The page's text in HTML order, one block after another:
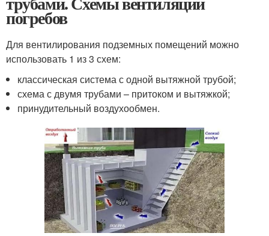
погребов
Для вентилирования подземных помещений можно
использовать 1 из 3 схем:
классическая система с одной вытяжной трубой;
схема с двумя трубами – притоком и вытяжкой;
принудительный воздухообмен.